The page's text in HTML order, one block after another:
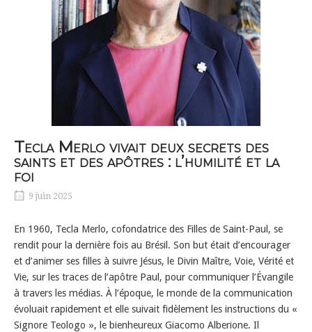
Tecla Merlo vivait deux secrets des
saints et des apôtres : l’humilité et la
foi
9 juin 2025
En 1960, Tecla Merlo, cofondatrice des Filles de Saint-Paul, se
rendit pour la dernière fois au Brésil. Son but était d’encourager
et d’animer ses filles à suivre Jésus, le Divin Maître, Voie, Vérité et
Vie, sur les traces de l’apôtre Paul, pour communiquer l’Évangile
à travers les médias. À l’époque, le monde de la communication
évoluait rapidement et elle suivait fidèlement les instructions du «
Signore Teologo », le bienheureux Giacomo Alberione. Il